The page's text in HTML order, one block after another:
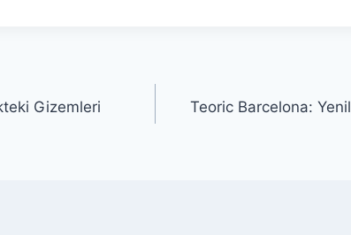
Gizemleri
Teoric Barcelona: